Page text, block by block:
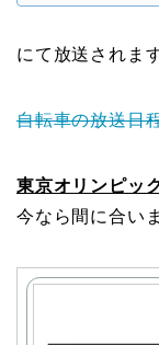
にて放送されます
自転車の放送日
東京オリンピッ
今なら間に合い